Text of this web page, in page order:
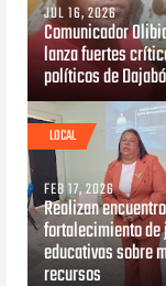
JUL 16, 2026
Comunicador
lanza fuertes
políticos de
LOCAL
FEB 17, 2026
Realizan
fortalecimiento
educativas sobre
recursos